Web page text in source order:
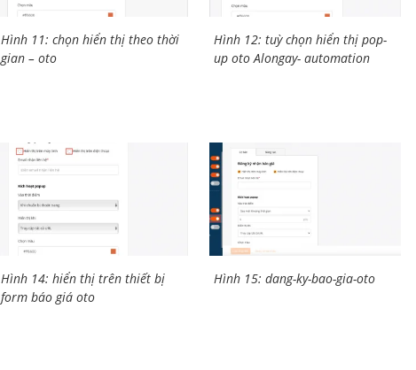
Hình 11: chọn hiển thị theo thời
gian – oto
Hình 12: tuỳ chọn hiển thị pop-
up oto Alongay- automation
Hình 14: hiển thị trên thiết bị
form báo giá oto
Hình 15: dang-ky-bao-gia-oto